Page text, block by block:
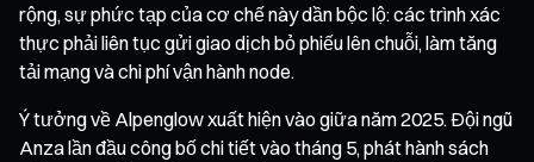
rộng, sự phức tạp của cơ chế này dần bộc lộ: các trình xác
thực phải liên tục gửi giao dịch bỏ phiếu lên chuỗi, làm tăng
tải mạng và chi phí vận hành node.
Ý tưởng về Alpenglow xuất hiện vào giữa năm 2025. Đội ngũ
Anza lần đầu công bố chi tiết vào tháng 5, phát hành sách